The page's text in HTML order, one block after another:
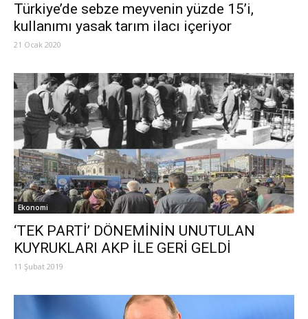
Türkiye’de sebze meyvenin yüzde 15’i,
kullanımı yasak tarım ilacı içeriyor
21 Ocak 2020
Ekonomi
‘TEK PARTİ’ DÖNEMİNİN UNUTULAN
KUYRUKLARI AKP İLE GERİ GELDİ
11 Şubat 2019